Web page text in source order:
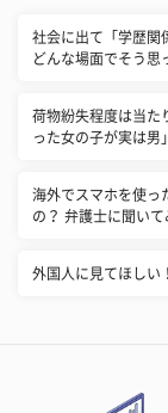
社会に出て「学歴関
どんな場面でそう思
荷物紛失程度は当た
った女の子が実は男
海外でスマホを使
の？ 弁護士に聞いて
外国人に見てほしい